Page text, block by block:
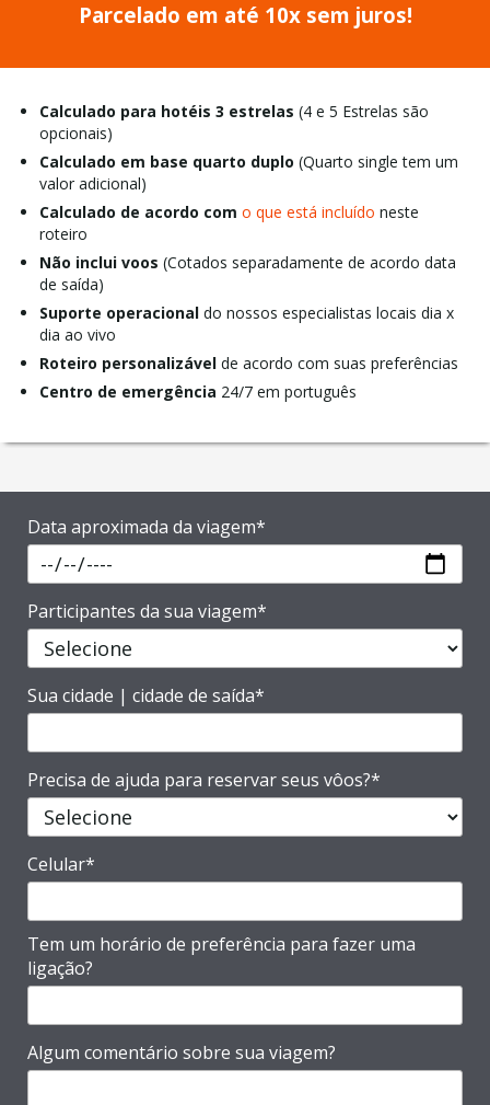
Parcelado em até 10x sem juros!
Calculado para hotéis 3 estrelas (4 e 5 Estrelas são
opcionais)
Calculado em base quarto duplo (Quarto single tem um
valor adicional)
Calculado de acordo com o que está incluído neste
roteiro
Não inclui voos (Cotados separadamente de acordo data
de saída)
Suporte operacional do nossos especialistas locais dia x
dia ao vivo
Roteiro personalizável de acordo com suas preferências
Centro de emergência 24/7 em português
Data aproximada da viagem*
Participantes da sua viagem*
Sua cidade | cidade de saída*
Precisa de ajuda para reservar seus vôos?*
Celular*
Tem um horário de preferência para fazer uma
ligação?
Algum comentário sobre sua viagem?